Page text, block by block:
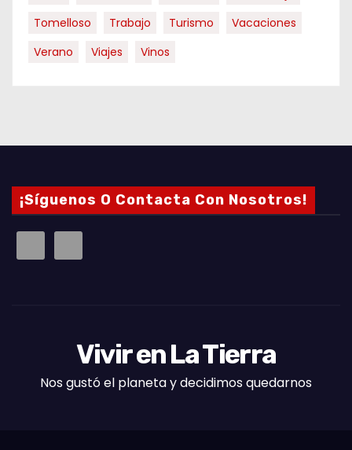
Tomelloso
Trabajo Turismo
Vacaciones
Verano
Viajes Vinos
¡Síguenos O Contacta Con Nosotros!
Vivir en La Tierra
Nos gustó el planeta y decidimos quedarnos